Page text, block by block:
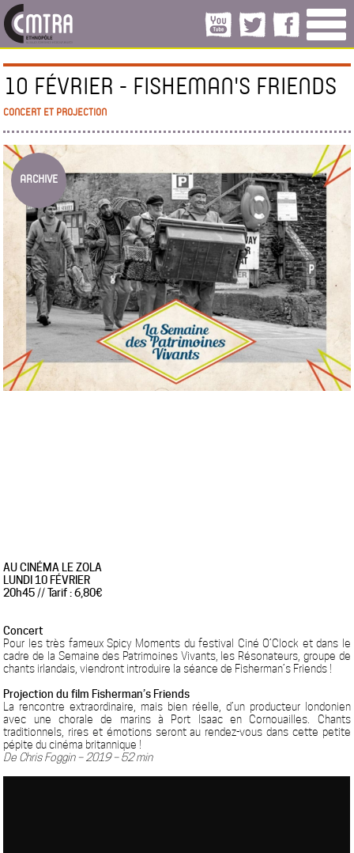
10 FÉVRIER - FISHEMAN'S FRIENDS
CONCERT ET PROJECTION
ARCHIVE
AU CINÉMA LE ZOLA
LUNDI 10 FÉVRIER
20h45 // Tarif : 6,80€
Concert
Pour les très fameux Spicy Moments du festival Ciné O’Clock et dans le
cadre de la Semaine des Patrimoines Vivants, les Résonateurs, groupe de
chants irlandais, viendront introduire la séance de Fisherman’s Friends !
Projection du film Fisherman’s Friends
La rencontre extraordinaire, mais bien réelle, d’un producteur londonien
avec une chorale de marins à Port Isaac en Cornouailles. Chants
traditionnels, rires et émotions seront au rendez-vous dans cette petite
pépite du cinéma britannique !
De Chris Foggin – 2019 – 52 min